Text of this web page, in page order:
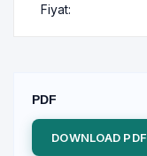
Fiyat:
PDF
DOWNLOAD PDF